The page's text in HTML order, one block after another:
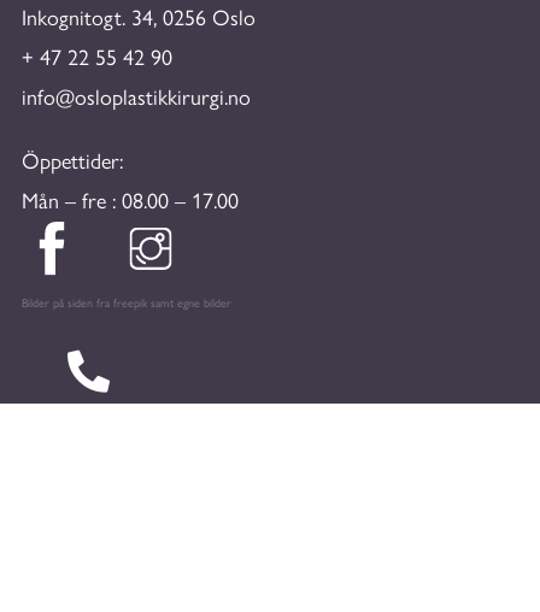
Inkognitogt. 34, 0256 Oslo
+ 47 22 55 42 90
info@osloplastikkirurgi.no
Öppettider:
Mån – fre : 08.00 – 17.00
Bilder på siden fra freepik samt egne bilder